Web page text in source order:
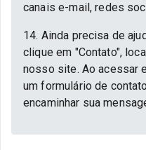
canais e-mail, redes
14. Ainda precisa de
clique em "Contato",
nosso site. Ao acessar
um formulário de
encaminhar sua